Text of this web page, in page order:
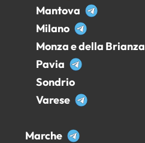
Mantova
Milano
Monza e della Brianza
Pavia
Sondrio
Varese
Marche